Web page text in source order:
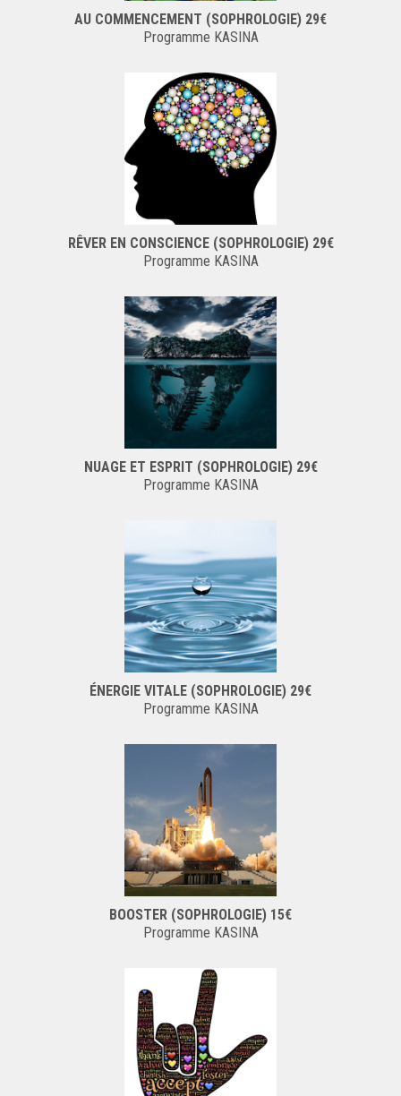
AU COMMENCEMENT (SOPHROLOGIE) 29€
Programme KASINA
RÊVER EN CONSCIENCE (SOPHROLOGIE) 29€
Programme KASINA
NUAGE ET ESPRIT (SOPHROLOGIE) 29€
Programme KASINA
ÉNERGIE VITALE (SOPHROLOGIE) 29€
Programme KASINA
BOOSTER (SOPHROLOGIE) 15€
Programme KASINA